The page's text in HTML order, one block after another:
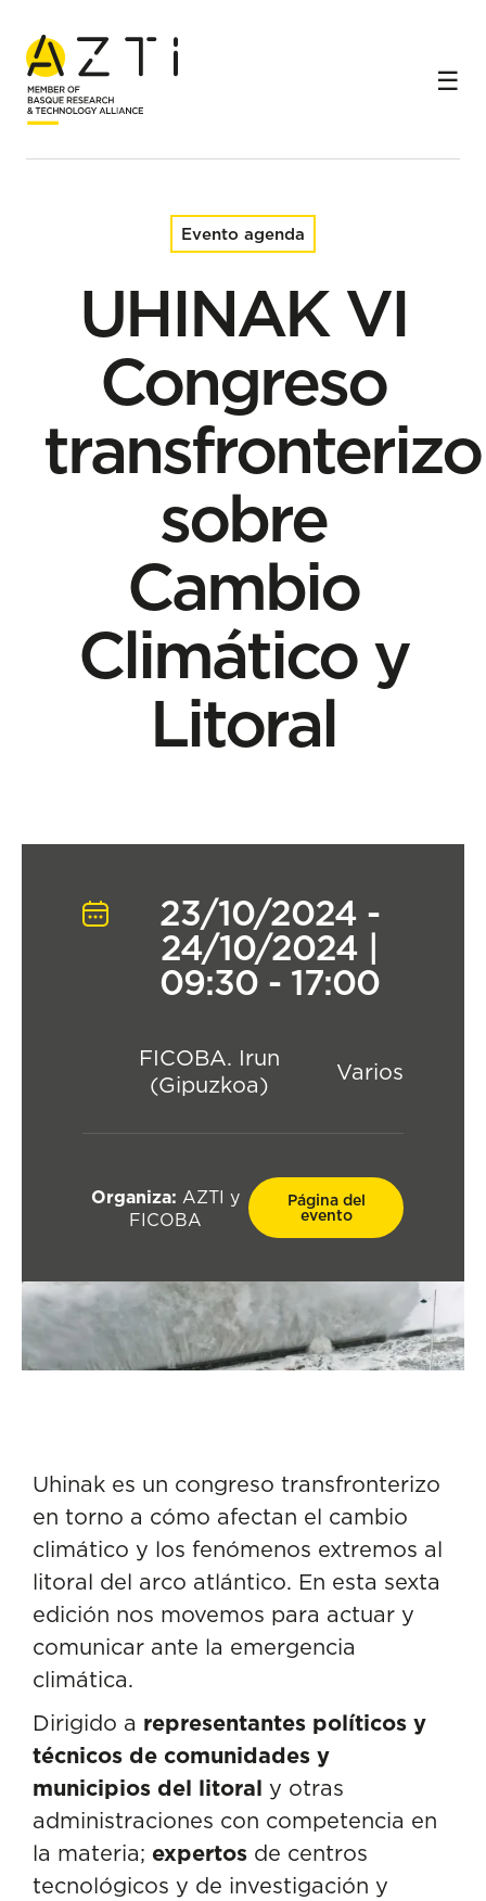
Inicio
Eventos
UHINAK VI Congreso transfronterizo sobre Cambio
Climático y Litoral
Evento agenda
UHINAK VI
Congreso
transfronterizo
sobre
Cambio
Climático y
Litoral
23/10/2024 -
24/10/2024 |
09:30 - 17:00
FICOBA. Irun
(Gipuzkoa)
Varios
Organiza: AZTI y
FICOBA
Página del
evento
Uhinak es un congreso transfronterizo
en torno a cómo afectan el cambio
climático y los fenómenos extremos al
litoral del arco atlántico. En esta sexta
edición nos movemos para actuar y
comunicar ante la emergencia
climática.
Dirigido a representantes políticos y
técnicos de comunidades y
municipios del litoral y otras
administraciones con competencia en
la materia; expertos de centros
tecnológicos y de investigación y